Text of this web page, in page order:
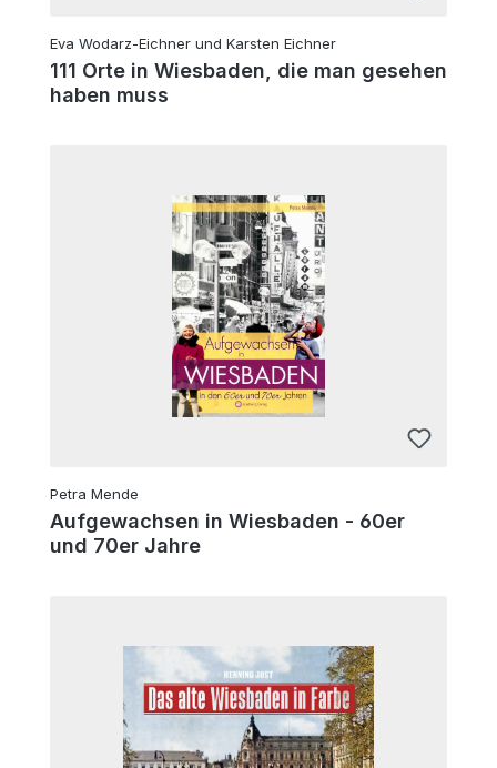
Eva Wodarz-Eichner und Karsten Eichner
111 Orte in Wiesbaden, die man gesehen
haben muss
Petra Mende
Aufgewachsen in Wiesbaden - 60er
und 70er Jahre